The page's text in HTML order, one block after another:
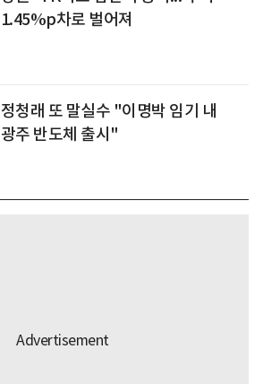
1.45%p차로 벌어져
정청래 또 말실수 "이명박 임기 내
광주 반도체 출시"